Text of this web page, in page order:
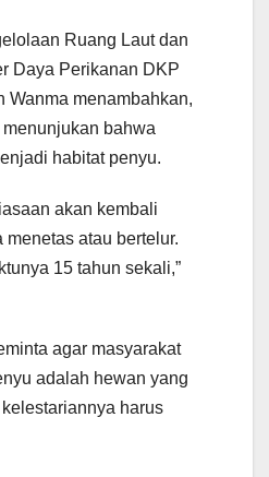
Ruang Laut dan
Daya Perikanan DKP
Wanma menambahkan,
bahwa
habitat penyu.
akan kembali
menetas atau bertelur.
15 tahun sekali,”
agar masyarakat
adalah hewan yang
harus